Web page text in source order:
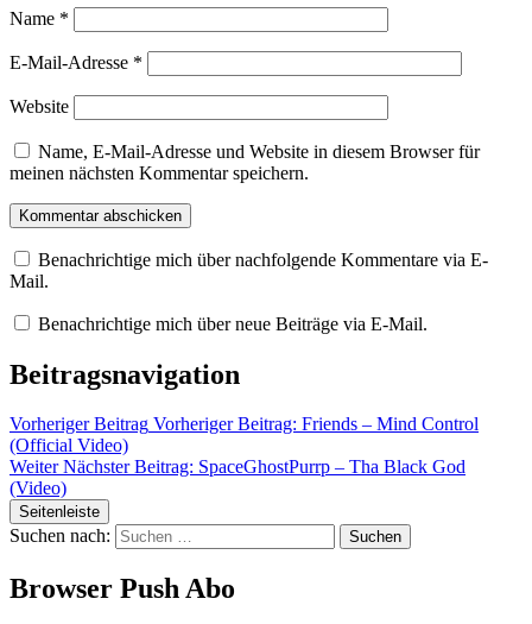
Name *
E-Mail-Adresse *
Website
Name, E-Mail-Adresse und Website in diesem Browser für
meinen nächsten Kommentar speichern.
Benachrichtige mich über nachfolgende Kommentare via E-
Mail.
Benachrichtige mich über neue Beiträge via E-Mail.
Beitragsnavigation
Vorheriger Beitrag Vorheriger Beitrag: Friends – Mind Control
(Official Video)
Weiter Nächster Beitrag: SpaceGhostPurrp – Tha Black God
(Video)
Seitenleiste
Suchen nach:
Browser Push Abo